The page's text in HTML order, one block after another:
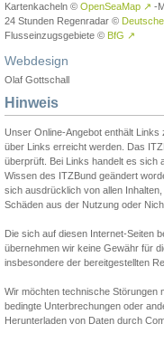
Kartenkacheln © OpenSeaMap ↗ -
24 Stunden Regenradar ©
Flusseinzugsgebiete © BfG ↗
Webdesign
Olaf Gottschall
Hinweis
Unser Online-Angebot enthält Links
über Links erreicht werden. Das
überprüft. Bei Links handelt es sich
Wissen des ITZBund geändert
sich ausdrücklich von allen
Schäden aus der Nutzung oder
Die sich auf diesen Internet-Seiten
übernehmen wir keine Gewähr für
insbesondere der bereitgestellten
Wir möchten technische Störungen
bedingte Unterbrechungen oder
Herunterladen von Daten durch